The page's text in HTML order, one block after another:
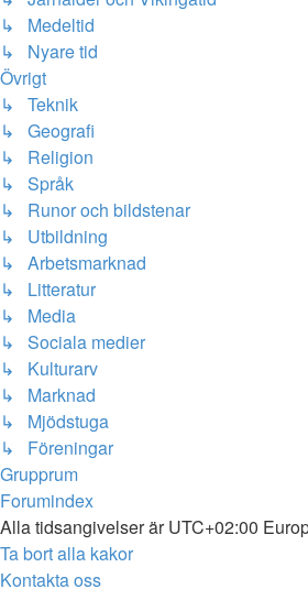
↳ Medeltid
↳ Nyare tid
Övrigt
↳ Teknik
↳ Geografi
↳ Religion
↳ Språk
↳ Runor och bildstenar
↳ Utbildning
↳ Arbetsmarknad
↳ Litteratur
↳ Media
↳ Sociala medier
↳ Kulturarv
↳ Marknad
↳ Mjödstuga
↳ Föreningar
Grupprum
Forumindex
Alla tidsangivelser är UTC+02:00
Ta bort alla kakor
Kontakta oss